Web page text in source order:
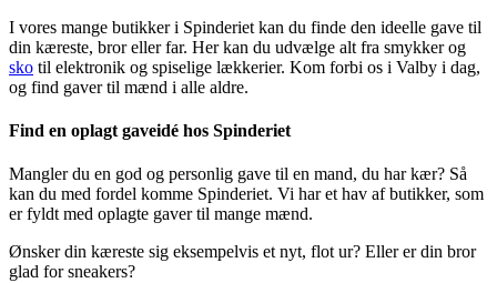
I vores mange butikker i Spinderiet kan du finde den ideelle gave til
din kæreste, bror eller far. Her kan du udvælge alt fra smykker og
sko til elektronik og spiselige lækkerier. Kom forbi os i Valby i dag,
og find gaver til mænd i alle aldre.
Find en oplagt gaveidé hos Spinderiet
Mangler du en god og personlig gave til en mand, du har kær? Så
kan du med fordel komme Spinderiet. Vi har et hav af butikker, som
er fyldt med oplagte gaver til mange mænd.
Ønsker din kæreste sig eksempelvis et nyt, flot ur? Eller er din bror
glad for sneakers?